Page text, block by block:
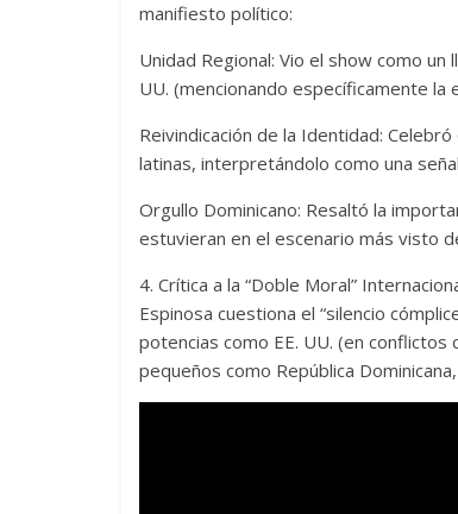
manifiesto político:
Unidad Regional: Vio el show como
UU. (mencionando específicamente la
Reivindicación de la Identidad:
latinas, interpretándolo como una
Orgullo Dominicano: Resaltó la
estuvieran en el escenario más visto
4. Crítica a la “Doble Moral”
Espinosa cuestiona el “silencio
potencias como EE. UU. (en
pequeños como República